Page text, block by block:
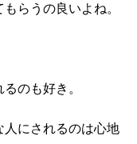
らうの良いよね。
のも好き。
人にされるのは心地